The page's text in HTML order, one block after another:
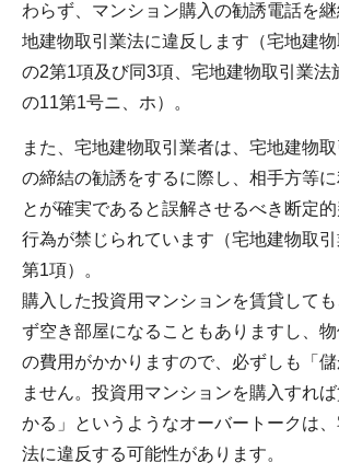
わらず、マンション購入の勧誘電話を
地建物取引業法に違反します（宅地建
の2第1項及び同3項、宅地建物取引業法
の11第1号ニ、ホ）。
また、宅地建物取引業者は、宅地建物
の締結の勧誘をするに際し、相手方等
とが確実であると誤解させるべき断定
行為が禁じられています（宅地建物取
第1項）。
購入した投資用マンションを賃貸して
ず空き部屋になることもありますし、
の費用がかかりますので、必ずしも「
ません。投資用マンションを購入すれ
かる」というようなオーバートークは
法に違反する可能性があります。